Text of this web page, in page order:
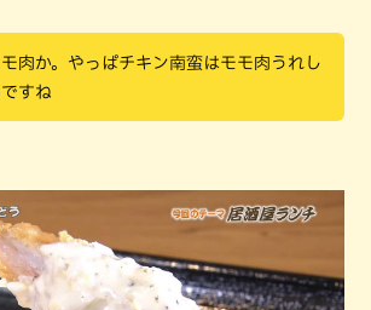
肉か。やっぱチキン南蛮はモモ肉うれし
すね